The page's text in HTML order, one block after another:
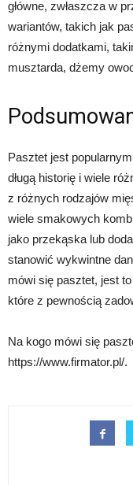
główne, zwłaszcza w
wariantów, takich jak
różnymi dodatkami,
musztarda, dżemy
Pasztet jest
długą historię i wiele
z różnych rodzajów
wiele smakowych
jako przekąska lub
stanowić wykwintne
mówi się pasztet, jest
które z pewnością
Na kogo mówi się
https://www.firmator.pl/.